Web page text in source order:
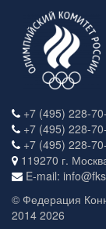
+7 (495) 228-
+7 (495) 228-
+7 (495) 228-
119270 г.
E-mail:
© Федерация
2014 2026